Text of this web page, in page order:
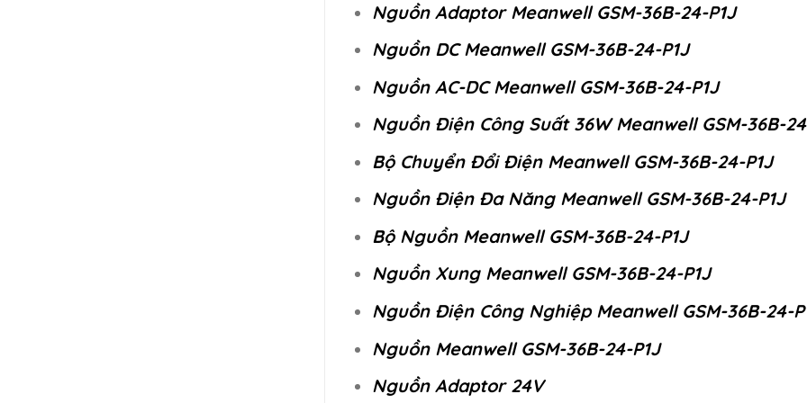
Nguồn Adaptor Meanwell GSM-36B-24-P1J
Nguồn DC Meanwell GSM-36B-24-P1J
Nguồn AC-DC Meanwell GSM-36B-24-P1J
Nguồn Điện Công Suất 36W Meanwell GSM-36B-
Bộ Chuyển Đổi Điện Meanwell GSM-36B-24-P1J
Nguồn Điện Đa Năng Meanwell GSM-36B-24-P1J
Bộ Nguồn Meanwell GSM-36B-24-P1J
Nguồn Xung Meanwell GSM-36B-24-P1J
Nguồn Điện Công Nghiệp Meanwell GSM-36B-24-
Nguồn Meanwell GSM-36B-24-P1J
Nguồn Adaptor 24V